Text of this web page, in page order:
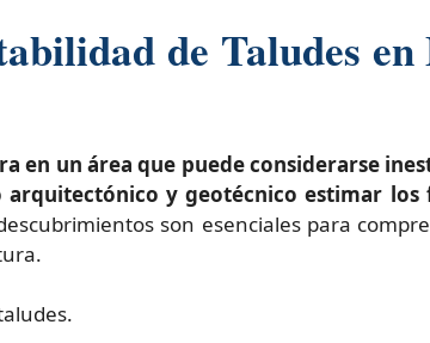
de Taludes
en un área que puede considerarse
arquitectónico y geotécnico estimar
son esenciales para